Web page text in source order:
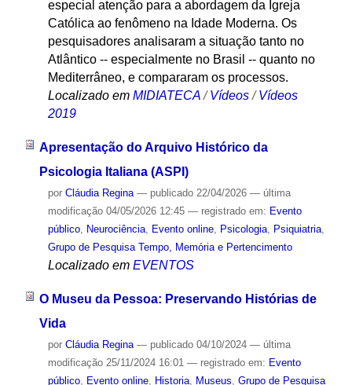
especial atenção para a abordagem da Igreja
Católica ao fenômeno na Idade Moderna. Os
pesquisadores analisaram a situação tanto no
Atlântico -- especialmente no Brasil -- quanto no
Mediterrâneo, e compararam os processos.
Localizado em MIDIATECA /Vídeos /Vídeos
2019
Apresentação do Arquivo Histórico da
Psicologia Italiana (ASPI)
por Cláudia Regina — publicado22/04/2026 — última
modificação04/05/2026 12:45 — registrado em: Evento
público, Neurociência, Evento online, Psicologia, Psiquiatria,
Grupo de Pesquisa Tempo, Memória e Pertencimento
Localizado em EVENTOS
O Museu da Pessoa: Preservando Histórias de
Vida
por Cláudia Regina — publicado04/10/2024 — última
modificação25/11/2024 16:01 — registrado em: Evento
público, Evento online, Historia, Museus Grupo de Pesquisa